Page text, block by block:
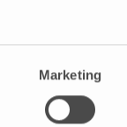
Marketing
mediante
sino su
núcleo,
cromosoma X;